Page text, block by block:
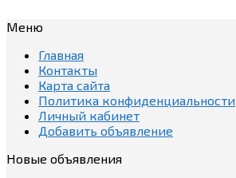
Меню
Главная
Контакты
Карта сайта
Политика конфиденциальности
Личный кабинет
Добавить объявление
Новые объявления